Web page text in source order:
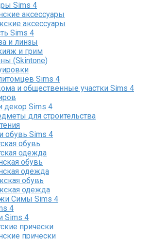
Sims 4
аксессуары
аксессуары
Sims 4
и линзы
и грим
(Skintone)
Sims 4
и общественные участки Sims 4
декор Sims 4
для строительства
обувь Sims 4
обувь
одежда
обувь
одежда
обувь
одежда
Симы Sims 4
4
Sims 4
прически
прически